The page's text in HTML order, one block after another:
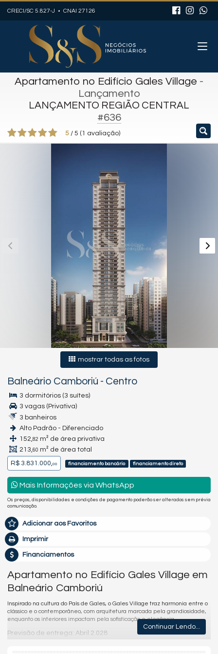
CRECI/SC 5.827-J • CNAI 27126
Apartamento no Edifício Gales Village -
Lançamento
LANÇAMENTO REGIÃO CENTRAL
#636
5 / 5 ( 1 avaliação)
mostrar todas as fotos
Balneário Camboriú - Centro
3 dormitórios (3 suítes)
3 vagas (Privativa)
3 banheiros
Alto Padrão - Diferenciado
152,82 m² de área privativa
213,60 m² de área total
R$ 3.831.000,00 financiamento bancário financiamento direto
Mais Informações via WhatsApp
Os preços, disponibilidades e condições de pagamento poderão ser alterados sem prévia
comunicação.
Adicionar aos Favoritos
Imprimir
Financiamentos
Apartamento no Edifício Gales Village em
Balneário Camboriú
Inspirado na cultura do País de Gales, o Gales Village traz harmonia entre o
clássico e o contemporâneo, com arquitetura marcada pela grandiosidade,
enquanto os interiores impactam pela sofisticação e elegância.
Previsão de entrega: Abril 2.028
Continuar Lendo...